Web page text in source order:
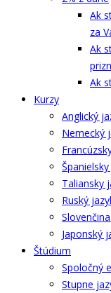
Ak
za
Ak
Ak
Kurzy
Anglický
Nemecký
Taliansky
Ruský
Japonský
Štúdium
Spoločný
Stupne